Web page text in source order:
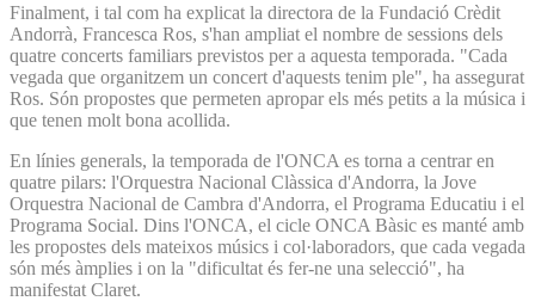
Finalment, i tal com ha explicat la directora de la Fundació Crèdit
Andorrà, Francesca Ros, s'han ampliat el nombre de sessions dels
quatre concerts familiars previstos per a aquesta temporada. "Cada
vegada que organitzem un concert d'aquests tenim ple", ha assegurat
Ros. Són propostes que permeten apropar els més petits a la música i
que tenen molt bona acollida.
En línies generals, la temporada de l'ONCA es torna a centrar en
quatre pilars: l'Orquestra Nacional Clàssica d'Andorra, la Jove
Orquestra Nacional de Cambra d'Andorra, el Programa Educatiu i el
Programa Social. Dins l'ONCA, el cicle ONCA Bàsic es manté amb
les propostes dels mateixos músics i col·laboradors, que cada vegada
són més àmplies i on la "dificultat és fer-ne una selecció", ha
manifestat Claret.